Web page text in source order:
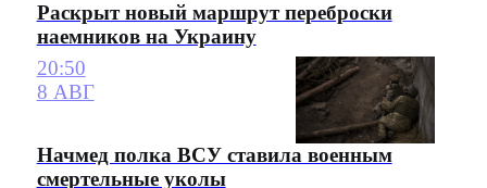
Раскрыт новый маршрут переброски
наемников на Украину
20:50
8 АВГ
Начмед полка ВСУ ставила военным
смертельные уколы